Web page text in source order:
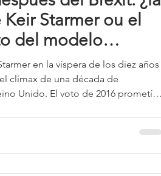
Starmer ou el
del modelo
en la víspera de los diez años
clímax de una década de
Unido. El voto de 2016 prometía
balance es ambiguo, con impactos
y geopolíticos. La caída de Starmer